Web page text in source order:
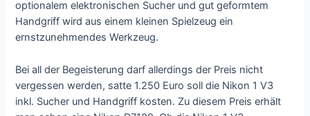
optionalem elektronischen Sucher und gut geformtem
Handgriff wird aus einem kleinen Spielzeug ein
ernstzunehmendes Werkzeug.
Bei all der Begeisterung darf allerdings der Preis nicht
vergessen werden, satte 1.250 Euro soll die Nikon 1 V3
inkl. Sucher und Handgriff kosten. Zu diesem Preis erhält